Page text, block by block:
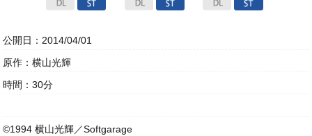
公開日：2014/04/01
原作：横山光輝
時間：30分
©1994 横山光輝／Softgarage